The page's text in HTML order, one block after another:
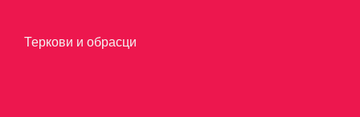
Теркови и обрасци